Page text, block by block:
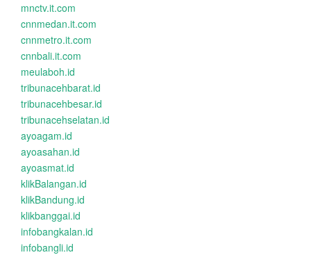
mnctv.it.com
cnnmedan.it.com
cnnmetro.it.com
cnnbali.it.com
meulaboh.id
tribunacehbarat.id
tribunacehbesar.id
tribunacehselatan.id
ayoagam.id
ayoasahan.id
ayoasmat.id
klikBalangan.id
klikBandung.id
klikbanggai.id
infobangkalan.id
infobangli.id